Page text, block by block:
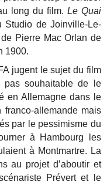
long du film. Le Quai
Studio de Joinville-Le-
Pierre Mac Orlan de
1900.
jugent le sujet du film
pas souhaitable de le
en Allemagne dans le
allemande mais
par le pessimisme du
à Hambourg les
à Montmartre. La
au projet d’aboutir et
Prévert et le